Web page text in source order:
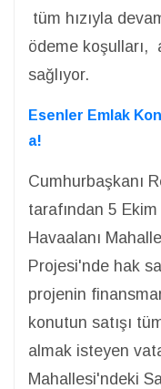
tüm hızıyla
ödeme koşulları,
sağlıyor.
Esenler Emlak
a!
Cumhurbaşkanı
tarafından 5
Havaalanı
Projesi'nde hak
projenin
konutun satışı
almak isteyen
Mahallesi'ndeki